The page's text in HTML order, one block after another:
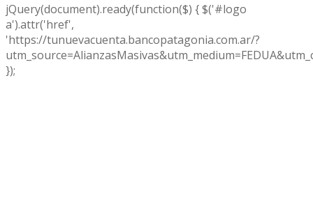
jQuery(document).ready(function($) { $('#logo
a').attr('href',
'https://tunuevacuenta.bancopatagonia.com.ar/?
});